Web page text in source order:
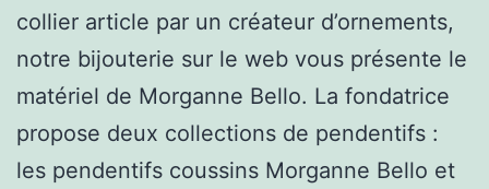
collier article par un créateur d’ornements,
notre bijouterie sur le web vous présente le
matériel de Morganne Bello. La fondatrice
propose deux collections de pendentifs :
les pendentifs coussins Morganne Bello et